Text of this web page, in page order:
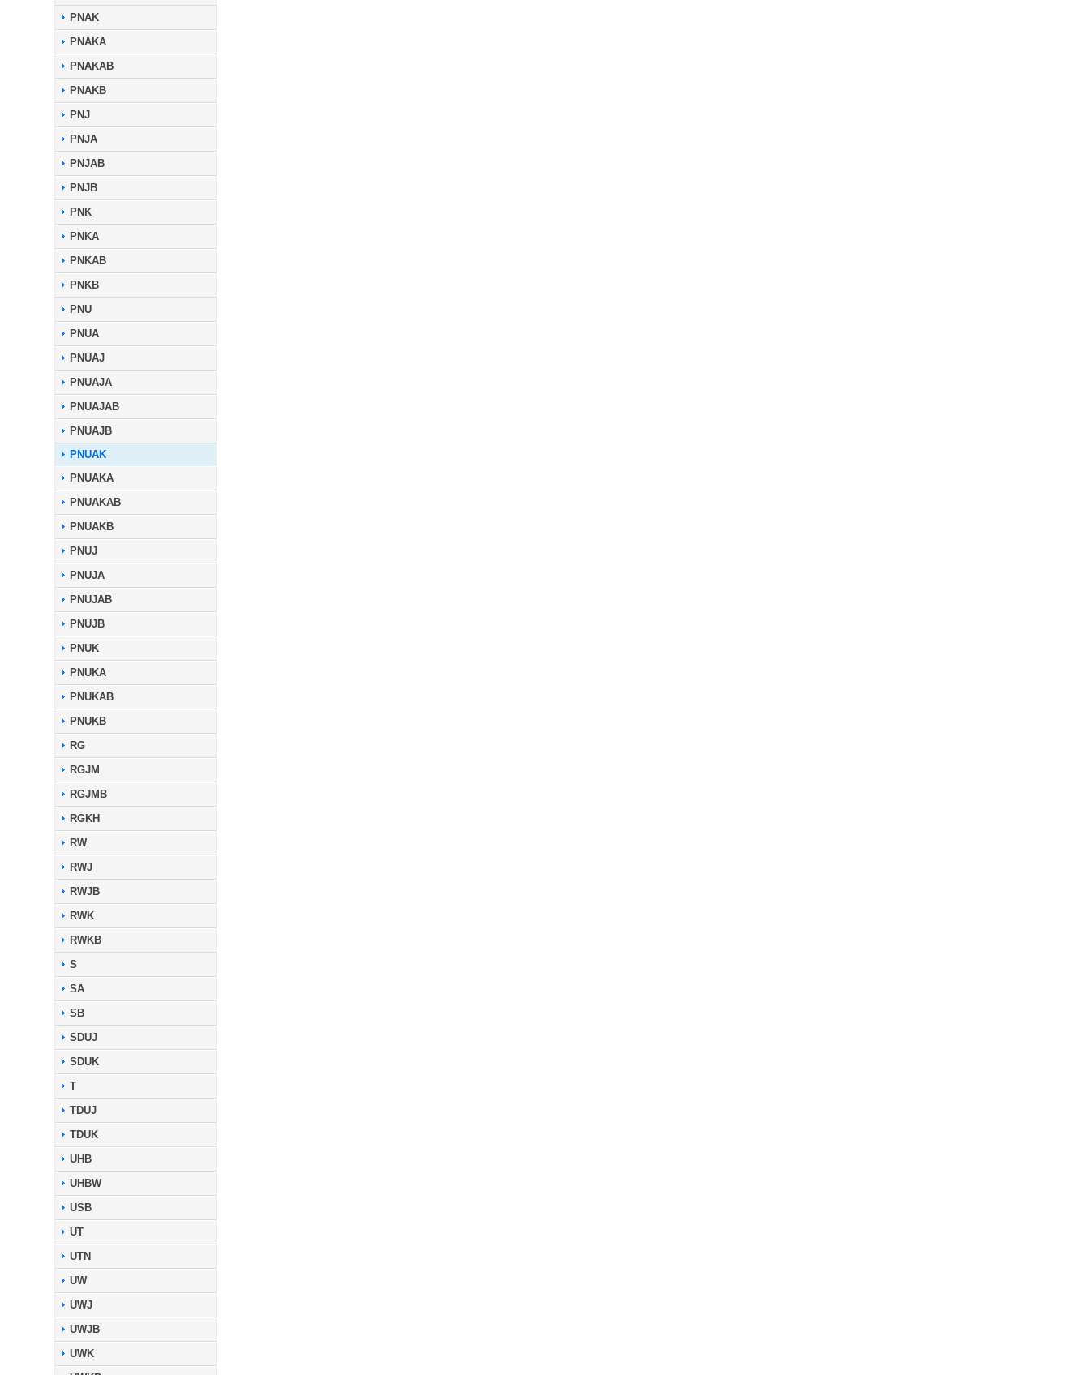
PNAK
PNAKA
PNAKAB
PNAKB
PNJ
PNJA
PNJAB
PNJB
PNK
PNKA
PNKAB
PNKB
PNU
PNUA
PNUAJ
PNUAJA
PNUAJAB
PNUAJB
PNUAK
PNUAKA
PNUAKAB
PNUAKB
PNUJ
PNUJA
PNUJAB
PNUJB
PNUK
PNUKA
PNUKAB
PNUKB
RG
RGJM
RGJMB
RGKH
RW
RWJ
RWJB
RWK
RWKB
S
SA
SB
SDUJ
SDUK
T
TDUJ
TDUK
UHB
UHBW
USB
UT
UTN
UW
UWJ
UWJB
UWK